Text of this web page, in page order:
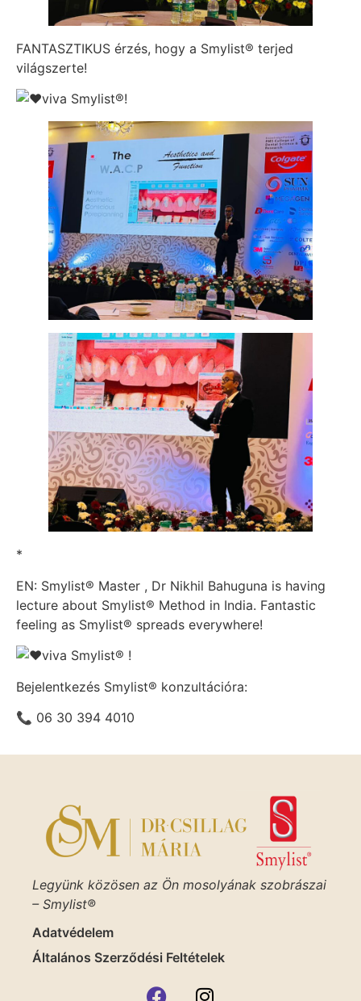
FANTASZTIKUS érzés, hogy a Smylist® terjed
világszerte!
viva Smylist®!
*
EN: Smylist® Master , Dr Nikhil Bahuguna is having
lecture about Smylist® Method in India. Fantastic
feeling as Smylist® spreads everywhere!
viva Smylist® !
Bejelentkezés Smylist® konzultációra:
📞 06 30 394 4010
Legyünk közösen az Ön mosolyának szobrászai
– Smylist®
Adatvédelem
Általános Szerződési Feltételek